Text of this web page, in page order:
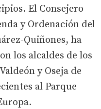
El Consejero
y Ordenación del
Quiñones, ha
los alcaldes de los
y Oseja de
al Parque